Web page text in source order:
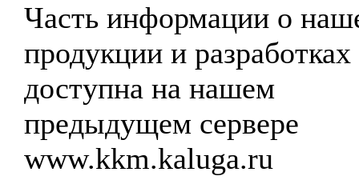
Часть информации о
продукции и разработках
доступна на нашем
предыдущем сервере
www.kkm.kaluga.ru